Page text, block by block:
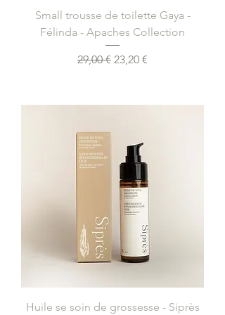
Small trousse de toilette Gaya -
Félinda - Apaches Collection
Prix original
29,00 € Prix promotionnel
23,20 €
Huile se soin de grossesse - Siprès